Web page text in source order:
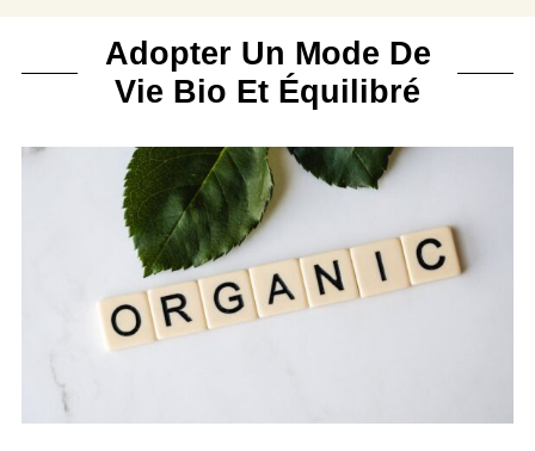
Adopter Un Mode De
Vie Bio Et Équilibré